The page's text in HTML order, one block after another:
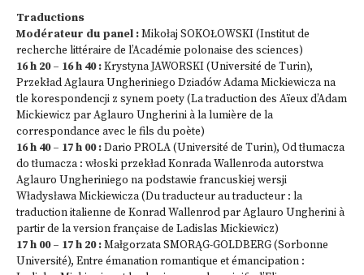
Traductions
Modérateur du panel :Mikołaj SOKOŁOWSKI (Institut de
recherche littéraire de l’Académie polonaise des sciences)
16 h 20 – 16 h 40 :Krystyna JAWORSKI (Université de Turin),
Przekład Aglaura Ungheriniego Dziadów Adama Mickiewicza na
tle korespondencji z synem poety (La traduction des Aïeux d’Adam
Mickiewicz par Aglauro Ungherini à la lumière de la
correspondance avec le fils du poète)
16 h 40 – 17 h 00 :Dario PROLA (Université de Turin), Od tłumacza
do tłumacza : włoski przekład Konrada Wallenroda autorstwa
Aglauro Ungheriniego na podstawie francuskiej wersji
Władysława Mickiewicza (Du traducteur au traducteur : la
traduction italienne de Konrad Wallenrod par Aglauro Ungherini à
partir de la version française de Ladislas Mickiewicz)
17 h 00 – 17 h 20 :Małgorzata SMORĄG-GOLDBERG (Sorbonne
Université), Entre émanation romantique et émancipation :